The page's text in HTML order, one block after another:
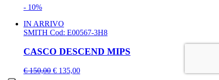
- 10%
IN ARRIVO
SMITH Cod: E00567-3H8
CASCO DESCEND MIPS
€ 150,00 € 135,00